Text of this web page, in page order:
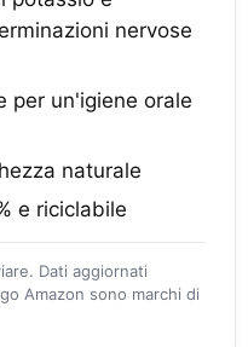
nervose
per un'igiene orale
naturale
e riciclabile
Dati aggiornati
Amazon sono marchi di